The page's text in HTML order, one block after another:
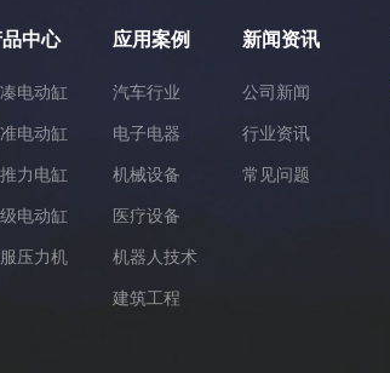
品中心
电动缸
电动缸
力电缸
电动缸
压力机
应用案例
汽车行业
电子电器
机械设备
医疗设备
机器人技术
建筑工程
新闻资讯
公司新闻
行业资讯
常见问题